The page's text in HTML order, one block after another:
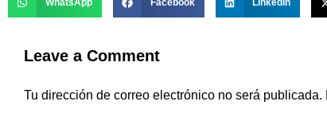
WhatsApp Facebook LinkedIn
Leave a Comment
Tu dirección de correo electrónico no será publicada.